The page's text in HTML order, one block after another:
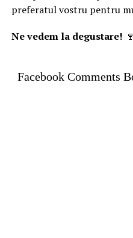
preferatul vostru pentru
Ne vedem la degustare! 🍷
Facebook Comments